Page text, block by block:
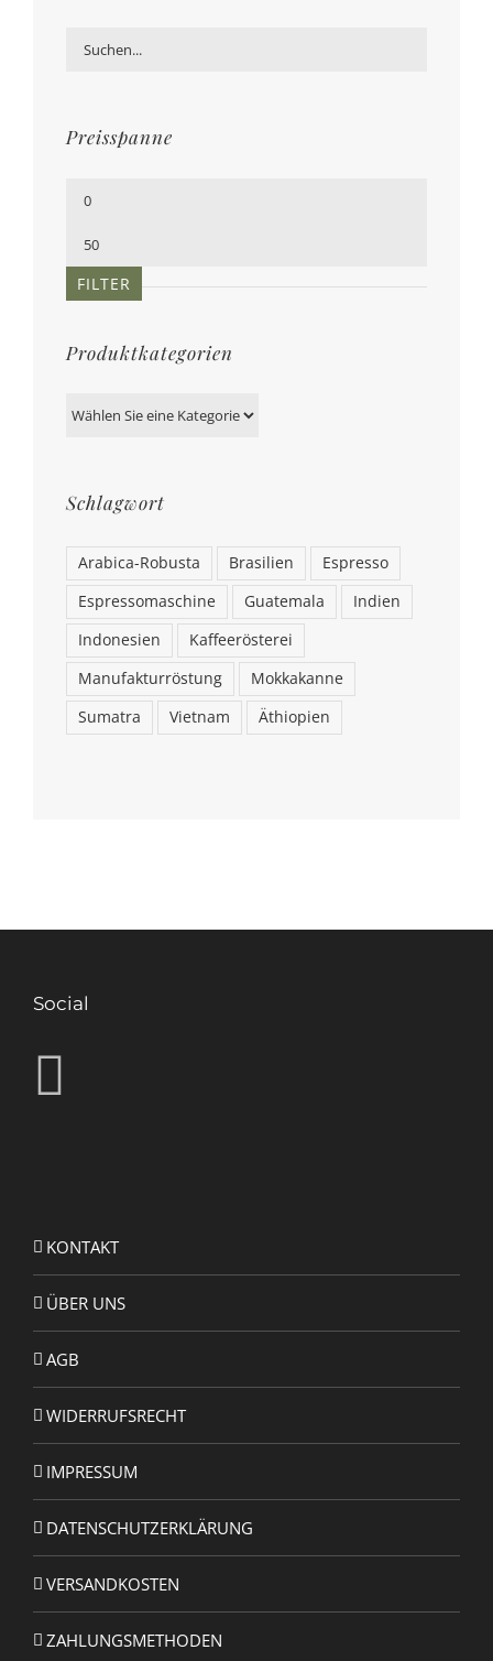
Preisspanne
Min.
Max.
Preis
FILTER
Produktkategorien
Schlagwort
Arabica-Robusta Brasilien
Espresso
Espressomaschine
Guatemala
Indien
Indonesien
Kaffeerösterei
Manufakturröstung
Mokkakanne
Sumatra
Vietnam Äthiopien
Social
KONTAKT
ÜBER UNS
AGB
WIDERRUFSRECHT
IMPRESSUM
DATENSCHUTZERKLÄRUNG
VERSANDKOSTEN
ZAHLUNGSMETHODEN